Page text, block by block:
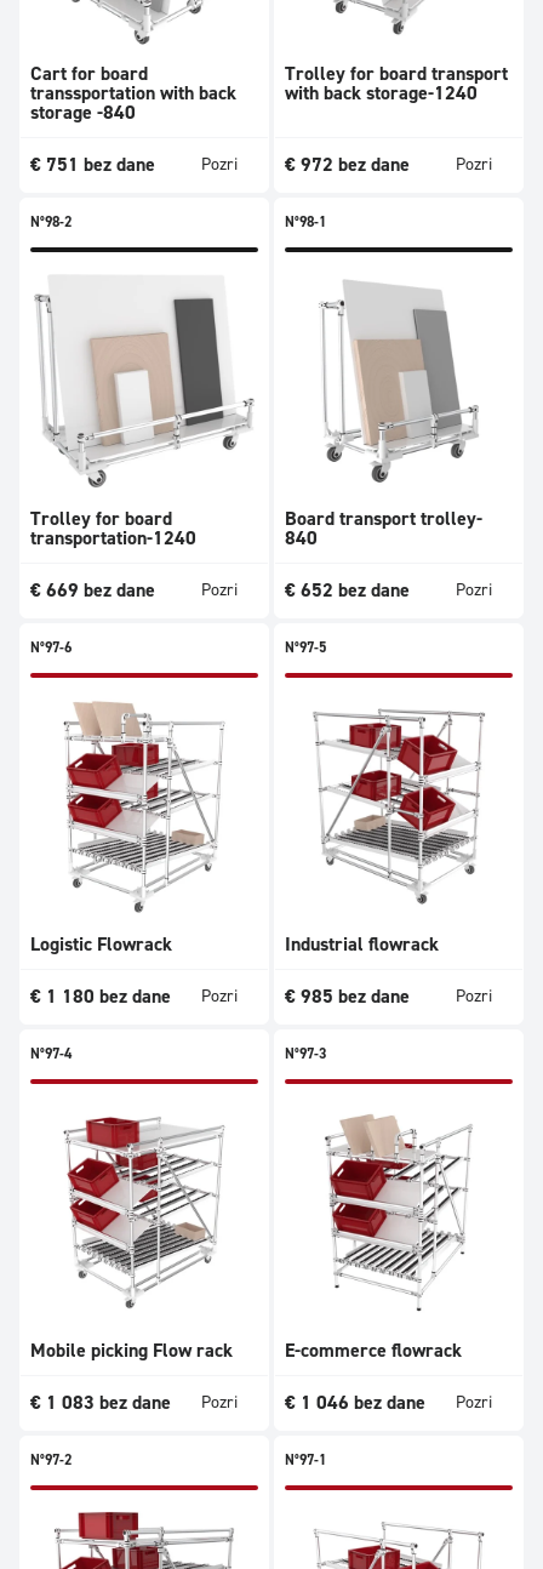
Cart for board
transsportation with back
storage -840
€ 751 bez dane Pozri
Trolley for board transport
with back storage-1240
€ 972 bez dane Pozri
N°98-2
Trolley for board
transportation-1240
€ 669 bez dane Pozri
N°98-1
Board transport trolley-
840
€ 652 bez dane Pozri
N°97-6
Logistic Flowrack
€ 1 180 bez dane Pozri
N°97-5
Industrial flowrack
€ 985 bez dane Pozri
N°97-4
Mobile picking Flow rack
€ 1 083 bez dane Pozri
N°97-3
E-commerce flowrack
€ 1 046 bez dane Pozri
N°97-2 N°97-1